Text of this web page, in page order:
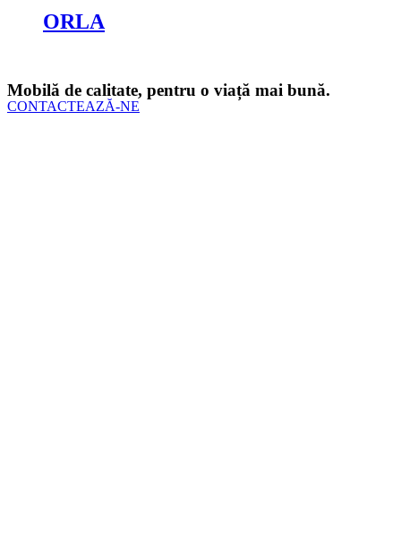
ORLA
Mobilă de calitate, pentru o viață mai bună.
CONTACTEAZĂ-NE